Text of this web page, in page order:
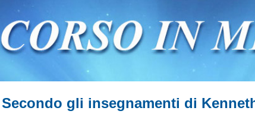
Secondo gli insegnamenti di